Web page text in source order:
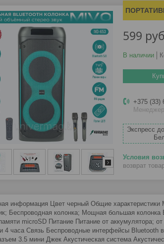
599
В наличии
+375 (33)
Менеджер
Экспресс
возврат
информация Цвет черный Общие
Беспроводная колонка; Мощная большая
microSD Питание Питание от аккумулятора;
4 часа Связь Беспроводные интерфейсы
3.5 мини Джек Акустическая система